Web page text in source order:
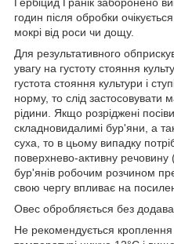
Гербіцид Гранік заборонено
годин після обробки
мокрі від роси чи дощу.
Для результативного
увагу на густоту стояння
густота стояння культури і
норму, то слід застосовувати
рідини. Якщо розріджені
складновидалимі бур'яни, а
суха, то в цьому випадку
поверхнево-активну
бур'янів робочим розчином
свою чергу впливає на
Овес обробляється без
Не рекомендується кроплення